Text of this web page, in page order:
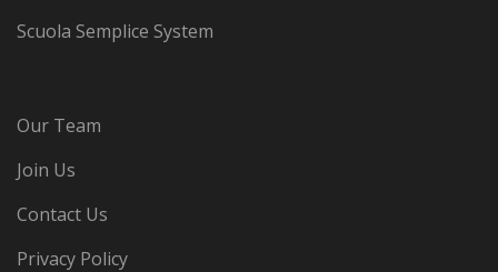
Scuola Semplice System
Our Team
Join Us
Contact Us
Privacy Policy